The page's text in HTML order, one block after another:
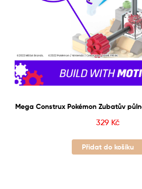
Mega Construx Pokémon Zubatův
329 Kč
Přidat do košíku